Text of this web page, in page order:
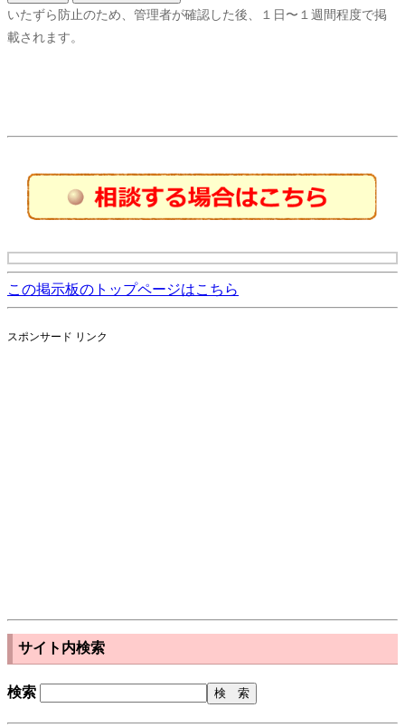
いたずら防止のため、管理者が確認した後、１日〜１週間程度で掲
載されます。
この掲示板のトップページはこちら
スポンサード リンク
サイト内検索
検索